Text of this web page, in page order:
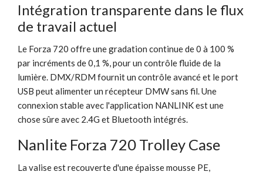
Intégration transparente dans le flux
de travail actuel
Le Forza 720 offre une gradation continue de 0 à 100 %
par incréments de 0,1 %, pour un contrôle fluide de la
lumière. DMX/RDM fournit un contrôle avancé et le port
USB peut alimenter un récepteur DMW sans fil. Une
connexion stable avec l'application NANLINK est une
chose sûre avec 2.4G et Bluetooth intégrés.
Nanlite Forza 720 Trolley Case
La valise est recouverte d'une épaisse mousse PE,